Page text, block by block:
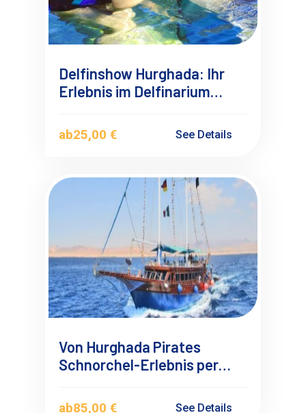
Delfinshow Hurghada: Ihr
Erlebnis im Delfinarium
ab25,00 € See Details
Von Hurghada Pirates
Schnorchel-Erlebnis per
ab85,00 € See Details